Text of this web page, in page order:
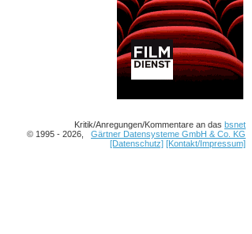
Kritik/Anregungen/Kommentare an das bsnet
© 1995 - 2026, Gärtner Datensysteme GmbH & Co. KG
[Datenschutz] [Kontakt/Impressum]